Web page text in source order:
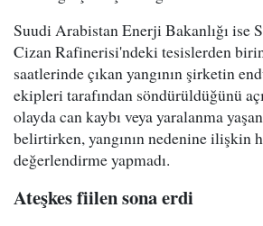
Suudi Arabistan Enerji Bakanlığı ise
Cizan Rafinerisi'ndeki tesislerden
saatlerinde çıkan yangının şirketin
ekipleri tarafından söndürüldüğünü
olayda can kaybı veya yaralanma
belirtirken, yangının nedenine ilişkin
değerlendirme yapmadı.
Ateşkes fiilen sona erdi